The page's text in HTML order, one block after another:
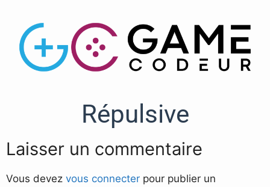
Répulsive
Laisser un commentaire
Vous devez vous connecter pour publier un